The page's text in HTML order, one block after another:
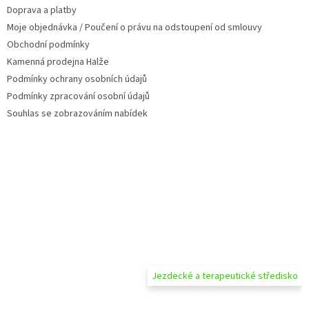
Doprava a platby
Moje objednávka / Poučení o právu na odstoupení od smlouvy
Obchodní podmínky
Kamenná prodejna Halže
Podmínky ochrany osobních údajů
Podmínky zpracování osobní údajů
Souhlas se zobrazováním nabídek
Jezdecké a terapeutické středisko